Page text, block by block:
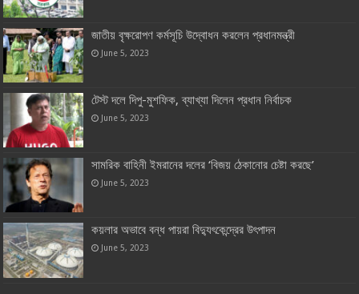
জাতীয় বৃক্ষরোপণ কর্মসূচি উদ্বোধন করলেন প্রধানমন্ত্রী
June 5, 2023
টেস্ট দলে দিপু-মুশফিক, ব্যাখ্যা দিলেন প্রধান নির্বাচক
June 5, 2023
সামরিক বাহিনী ইমরানের দলের ‘বিজয় ঠেকানোর চেষ্টা করছে’
June 5, 2023
কয়লার অভাবে বন্ধ পায়রা বিদ্যুৎকেন্দ্রের উৎপাদন
June 5, 2023